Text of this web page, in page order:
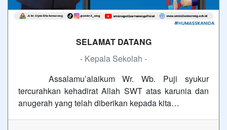
SELAMAT DATANG
- Kepala Sekolah -
Assalamu’alaikum Wr. Wb. Puji syukur
tercurahkan kehadirat Allah SWT atas karunia dan
anugerah yang telah diberikan kepada kita…